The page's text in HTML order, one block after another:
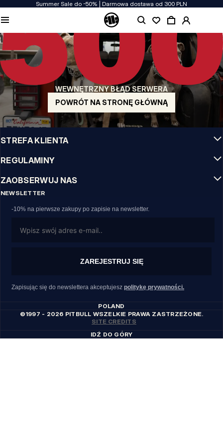
Summer Sale do -50% | Darmowa dostawa od 300 PLN
WEWNĘTRZNY BŁĄD SERWERA
POWRÓT NA STRONĘ GŁÓWNĄ
JAKOŚĆ TO DLA NAS PRIORYTET
Naszą odzież produkujemy z pasją! Nie idziemy na kompromis w kwestiach
wytrzymałości, długowieczności materiałów i dbałości o detal.
US ORIGIN
Nasze korzenie sięgają San Diego z poczatku lat 90-tych XX wieku. Nasz styl jest
surowy, autentyczny i stanowczy.
MARKA Z CHARAKTEREM
Nasze kolekcje wybierają sportowcy, fighterzy i uparci indywidualiści.
INFO
STREFA KLIENTA
REGULAMINY
ZAOBSERWUJ NAS
NEWSLETTER
-10% na pierwsze zakupy po zapisie na newsletter.
ZAREJESTRUJ SIĘ
Zapisując się do newslettera akceptujesz politykę prywatności.
POLAND
©1997 - 2026 PITBULL WSZELKIE PRAWA ZASTRZEŻONE.
SITE CREDITS
IDŹ DO GÓRY